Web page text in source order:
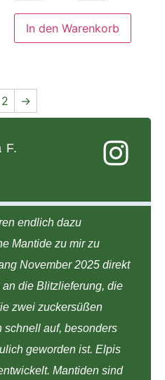
In den Warenkorb
2 →
F.
endlich dazu
Mantide zu mir zu
November 2025 direkt
die Blitzlieferung, die
zwei zuckersüßen
schnell auf, besonders
geworden ist. Elpis
Mantiden sind